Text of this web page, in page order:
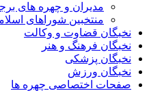
مدیران و چهره های
منتخبین شوراهای
نخبگان قضاوت و وکالت
نخبگان فرهنگ و هنر
نخبگان پزشکی
نخبگان ورزش
صفحات اختصاصی چهره ها